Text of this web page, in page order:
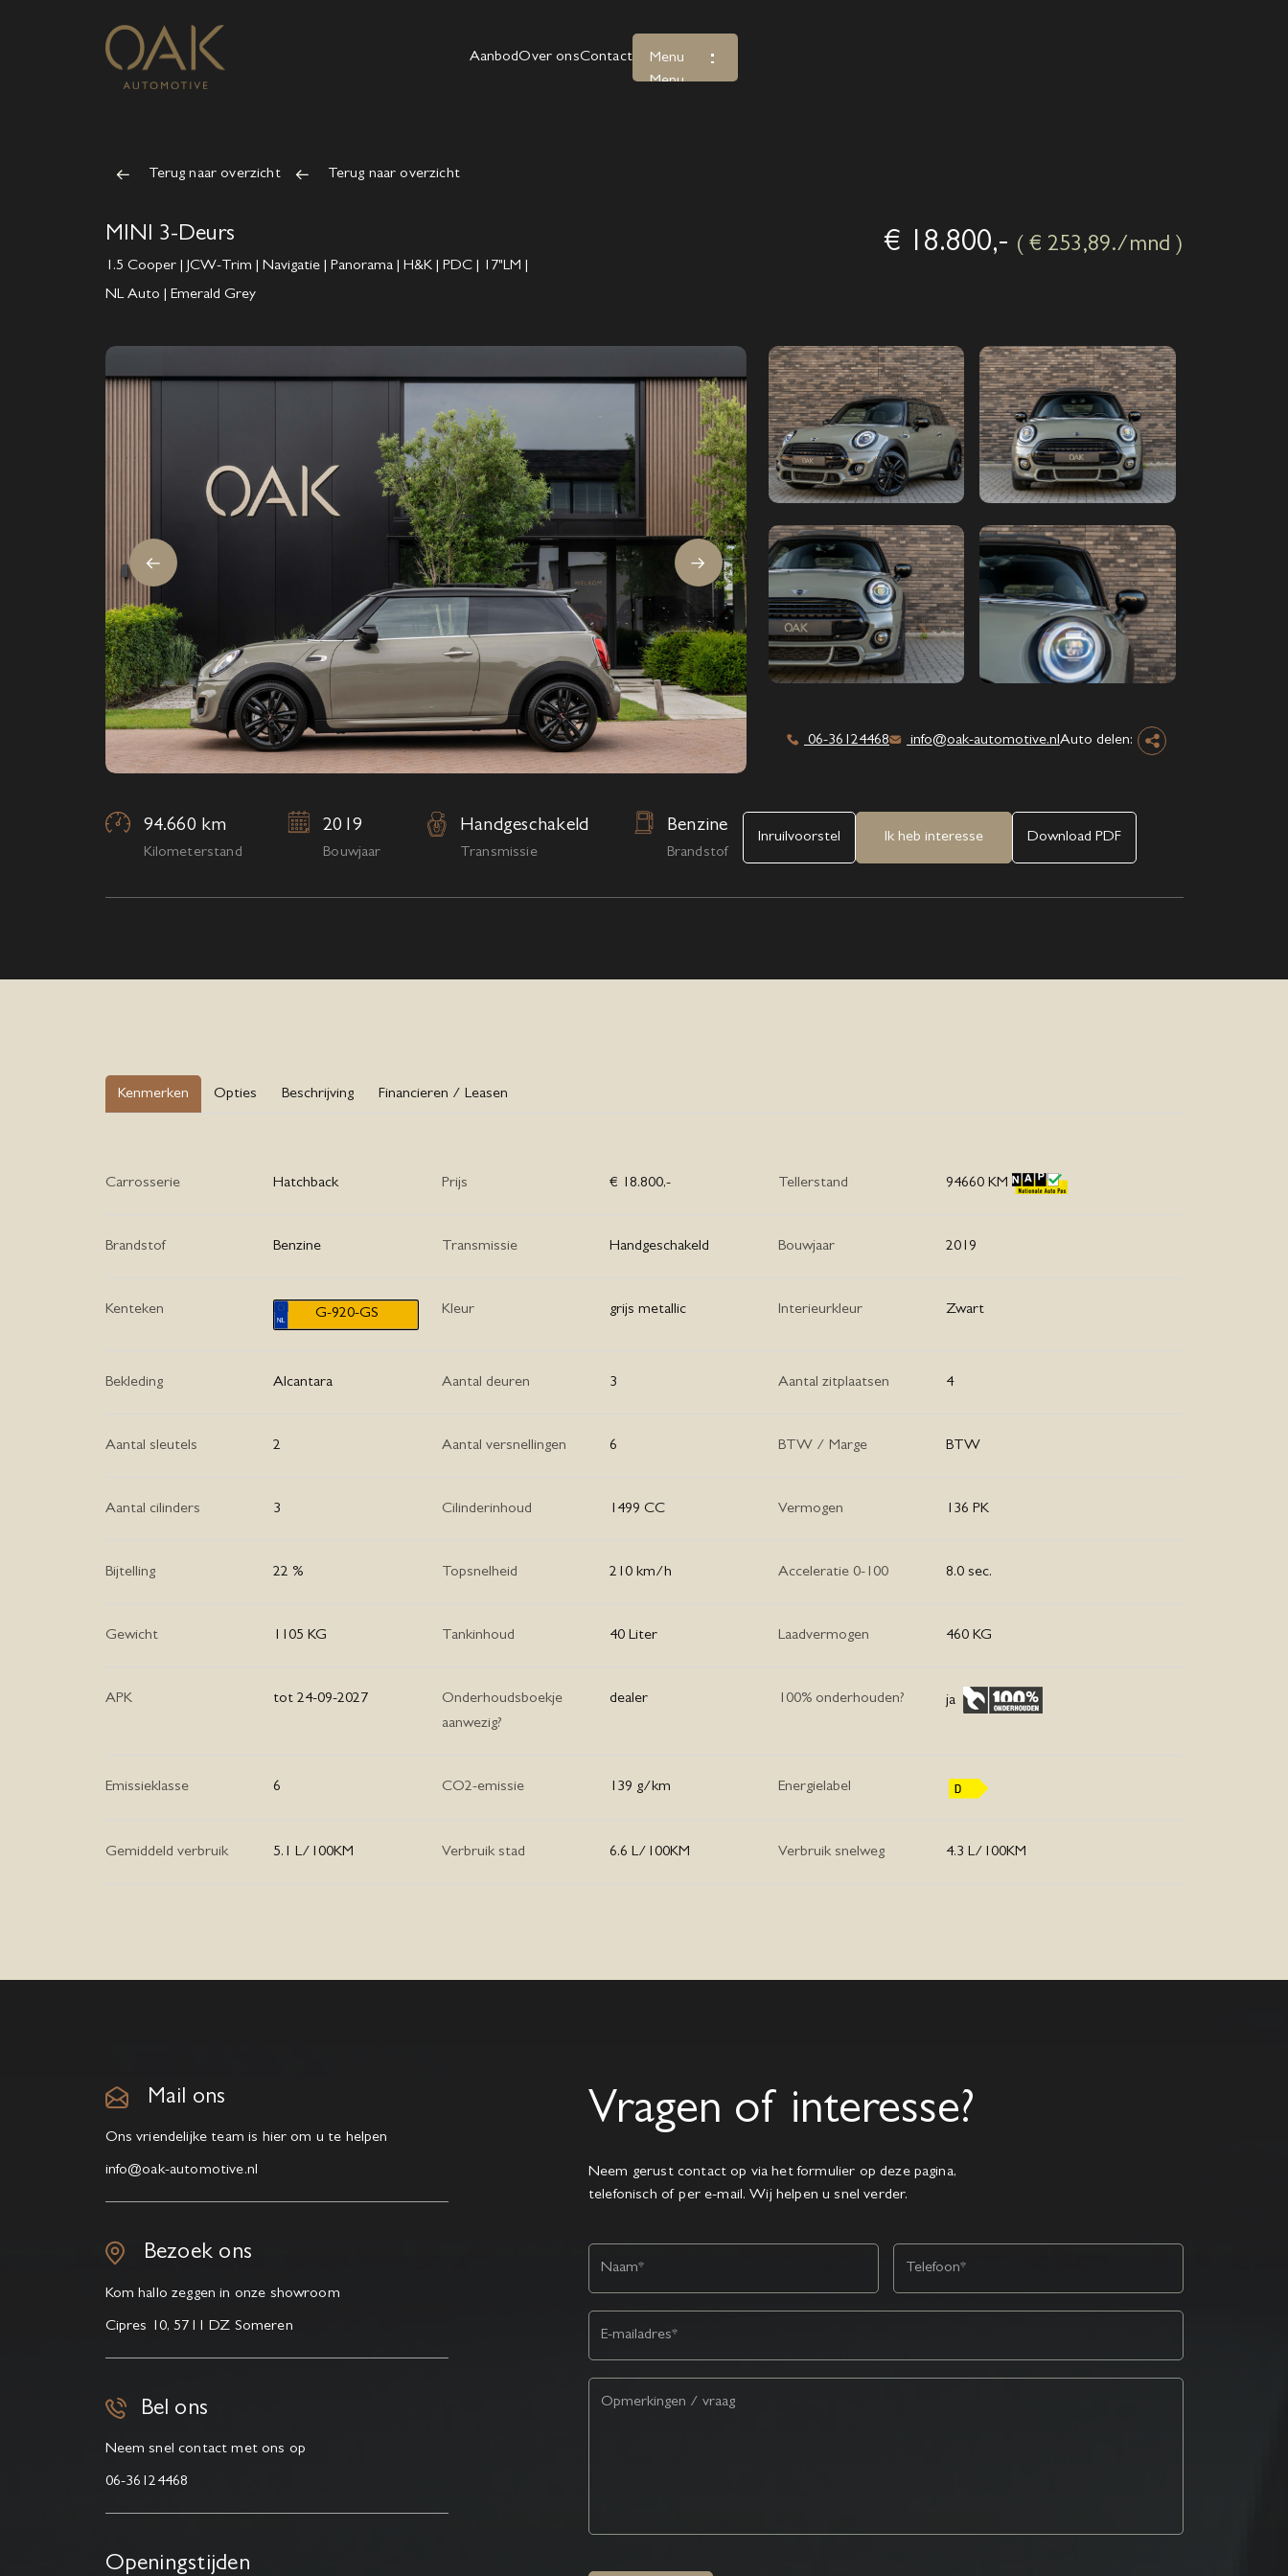
AanbodOver onsContact
Menu
Menu
Contact
Terug naar overzicht Terug naar overzicht
MINI 3-Deurs
1.5 Cooper | JCW-Trim | Navigatie | Panorama | H&K | PDC | 17"LM |
NL Auto | Emerald Grey
€ 18.800,- ( € 253,89./mnd )
06-36124468 info@oak-automotive.nlAuto delen:
94.660 km
Kilometerstand
2019
Bouwjaar
Handgeschakeld
Transmissie
Benzine
Brandstof
Inruilvoorstel Ik heb interesse Download PDF
Kenmerken Opties Beschrijving Financieren / Leasen
Carrosserie Hatchback Prijs € 18.800,- Tellerstand 94660 KM
Brandstof Benzine Transmissie Handgeschakeld Bouwjaar 2019
Kenteken G-920-GS Kleur grijs metallic Interieurkleur Zwart
Bekleding Alcantara Aantal deuren 3 Aantal zitplaatsen 4
Aantal sleutels 2 Aantal versnellingen 6 BTW / Marge BTW
Aantal cilinders 3 Cilinderinhoud 1499 CC Vermogen 136 PK
Bijtelling 22 % Topsnelheid 210 km/h Acceleratie 0-100 8.0 sec.
Gewicht 1105 KG Tankinhoud 40 Liter Laadvermogen 460 KG
APK tot 24-09-2027
Onderhoudsboekje
aanwezig?
dealer 100% onderhouden? ja
Emissieklasse 6 CO2-emissie 139 g/km Energielabel
Gemiddeld verbruik 5.1 L/100KM Verbruik stad 6.6 L/100KM Verbruik snelweg 4.3 L/100KM
Mail ons
Ons vriendelijke team is hier om u te helpen
info@oak-automotive.nl
Bezoek ons
Kom hallo zeggen in onze showroom
Cipres 10, 5711 DZ Someren
Bel ons
Neem snel contact met ons op
06-36124468
Openingstijden
Vragen of interesse?
Neem gerust contact op via het formulier op deze pagina,
telefonisch of per e-mail. Wij helpen u snel verder.